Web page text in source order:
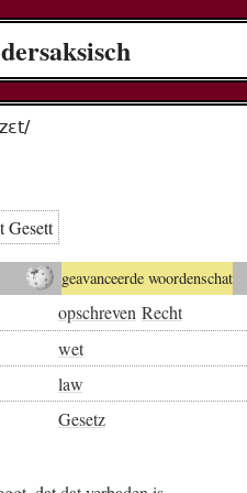
Ge­sett
geavanceerde woordenschat
opschreven Recht
wet
law
Gesetz